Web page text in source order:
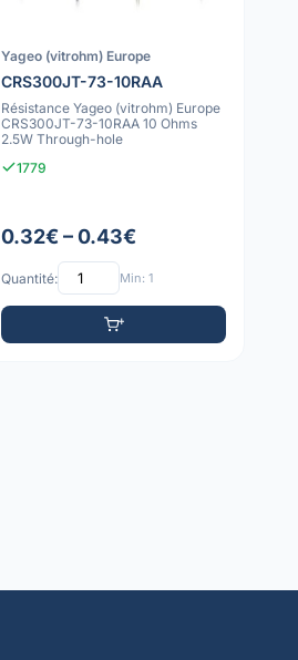
Yageo (vitrohm) Europe
CRS300JT-73-10RAA
Résistance Yageo (vitrohm) Europe
CRS300JT-73-10RAA 10 Ohms
2.5W Through-hole
1779
0.32€ – 0.43€
Quantité: Min: 1